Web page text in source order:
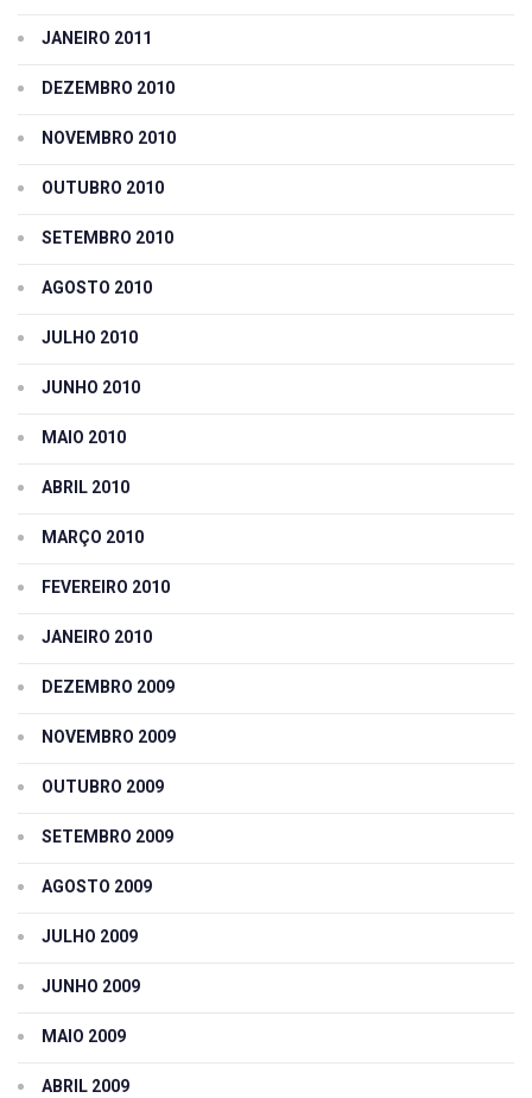
JANEIRO 2011
DEZEMBRO 2010
NOVEMBRO 2010
OUTUBRO 2010
SETEMBRO 2010
AGOSTO 2010
JULHO 2010
JUNHO 2010
MAIO 2010
ABRIL 2010
MARÇO 2010
FEVEREIRO 2010
JANEIRO 2010
DEZEMBRO 2009
NOVEMBRO 2009
OUTUBRO 2009
SETEMBRO 2009
AGOSTO 2009
JULHO 2009
JUNHO 2009
MAIO 2009
ABRIL 2009